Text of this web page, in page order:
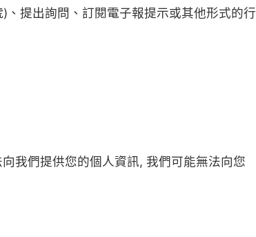
提出詢問、訂閱電子報提示或其他形式的行
我們提供您的個人資訊, 我們可能無法向您